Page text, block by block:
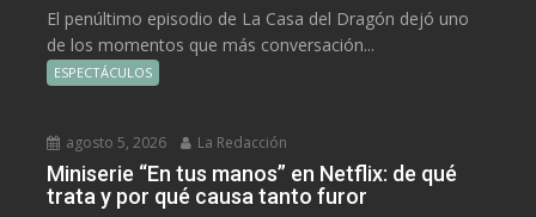
El penúltimo episodio de La Casa del Dragón dejó uno
de los momentos que más conversación...
ESPECTÁCULOS
agosto 5, 2026 La Redacción
Miniserie “En tus manos” en Netflix: de qué
trata y por qué causa tanto furor